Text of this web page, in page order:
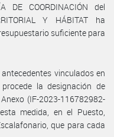
DE COORDINACIÓN del
Y HÁBITAT ha
suficiente para
vinculados en
la designación de
(IF-2023-116782982-
medida, en el Puesto,
que para cada